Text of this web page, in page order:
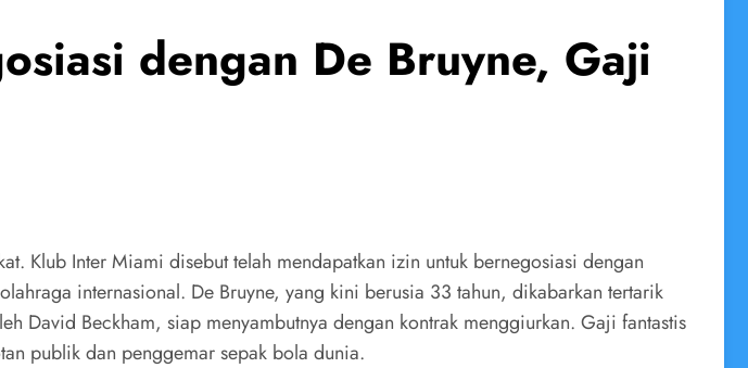
dengan De Bruyne, Gaji
Klub Inter Miami disebut telah mendapatkan izin untuk bernegosiasi dengan
internasional. De Bruyne, yang kini berusia 33 tahun, dikabarkan tertarik
Beckham, siap menyambutnya dengan kontrak menggiurkan. Gaji fantastis
publik dan penggemar sepak bola dunia.